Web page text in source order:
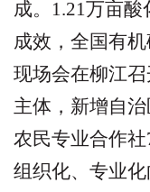
成。 1.21万亩酸
成效，全国有
现场会在柳江
主体，新增自
农民专业合作社
组织化、专业